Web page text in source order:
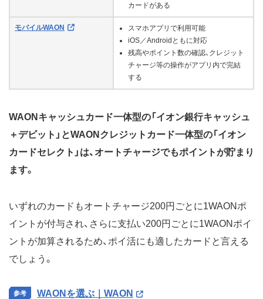
カードがある
モバイルWAON
スマホアプリで利用可能
iOS／Androidともに対応
残高やポイント数の確認、クレジット
チャージ等の操作がアプリ内で完結
する
WAONキャッシュカード一体型の「イオン銀行キャッシュ
＋デビット」とWAONクレジットカード一体型の「イオン
カードセレクト」は、オートチャージでもポイントが貯まり
ます。
いずれのカードもオートチャージ200円ごとに1WAONポ
イントが付与され、さらに支払い200円ごとに1WAONポイ
ントが加算されるため、ポイ活にも適したカードと言える
でしょう。
WAONを選ぶ｜WAON